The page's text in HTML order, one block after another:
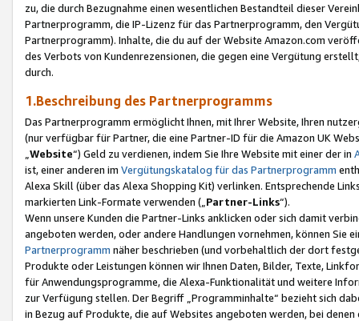
zu, die durch Bezugnahme einen wesentlichen Bestandteil dieser
Partnerprogramm, die IP-Lizenz für das Partnerprogramm, den
Partnerprogramm). Inhalte, die du auf der Website Amazon.com
des Verbots von Kundenrezensionen, die gegen eine Vergütung
durch.
1.Beschreibung des Partnerprogramms
Das Partnerprogramm ermöglicht Ihnen, mit Ihrer Website, Ihren
(nur verfügbar für Partner, die eine Partner-ID für die Amazon UK
Website“) Geld zu verdienen, indem Sie Ihre Website mit einer der in
ist, einer anderen im Vergütungskatalog für das Partnerprogramm
Alexa Skill (über das Alexa Shopping Kit) verlinken. Entsprechende
markierten Link-Formate verwenden („ Partner-Links“).
Wenn unsere Kunden die Partner-Links anklicken oder sich damit
angeboten werden, oder andere Handlungen vornehmen, können Sie
Partnerprogramm näher beschrieben (und vorbehaltlich der dort
Produkte oder Leistungen können wir Ihnen Daten, Bilder, Texte,
für Anwendungsprogramme, die Alexa-Funktionalität und weitere
zur Verfügung stellen. Der Begriff „Programminhalte“ bezieht sich
in Bezug auf Produkte, die auf Websites angeboten werden, bei